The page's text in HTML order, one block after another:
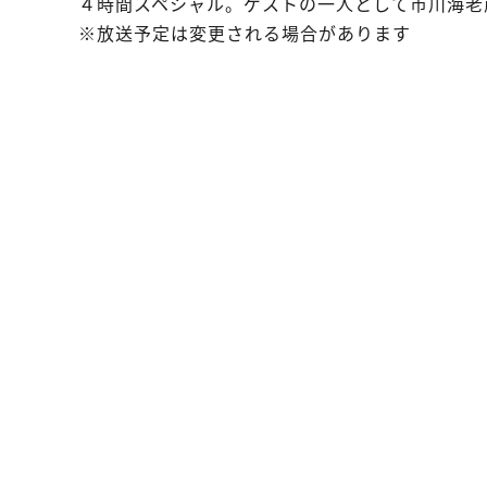
※放送予定は変更される場合があります